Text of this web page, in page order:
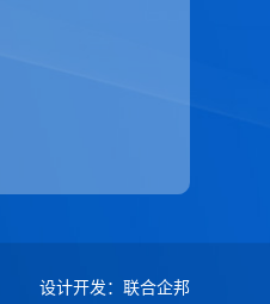
设计开发 ： 联合企邦